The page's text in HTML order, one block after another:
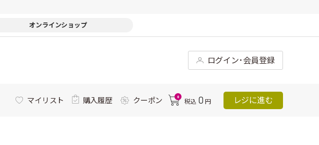
オンラインショップ
ログイン･会員登録
マイリスト 購入履歴 クーポン 0
税込 0 円 レジに進む